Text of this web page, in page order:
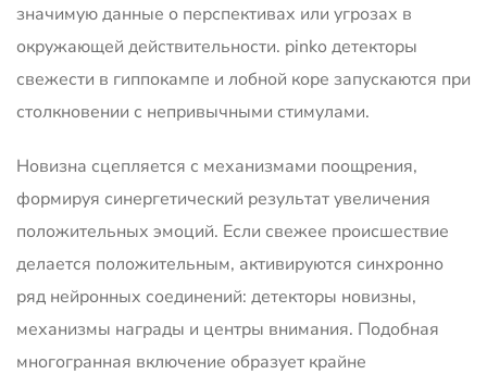
значимую данные о перспективах или угрозах в
окружающей действительности. pinko детекторы
свежести в гиппокампе и лобной коре запускаются при
столкновении с непривычными стимулами.
Новизна сцепляется с механизмами поощрения,
формируя синергетический результат увеличения
положительных эмоций. Если свежее происшествие
делается положительным, активируются синхронно
ряд нейронных соединений: детекторы новизны,
механизмы награды и центры внимания. Подобная
многогранная включение образует крайне